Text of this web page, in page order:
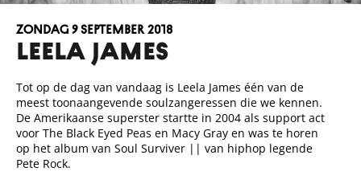
LEELA JAMES
zondag 9 september 2018
Tot op de dag van vandaag is Leela James één van de
meest toonaangevende soulzangeressen die we kennen.
De Amerikaanse superster startte in 2004 als support act
voor The Black Eyed Peas en Macy Gray en was te horen
op het album van Soul Surviver || van hiphop legende
Pete Rock.